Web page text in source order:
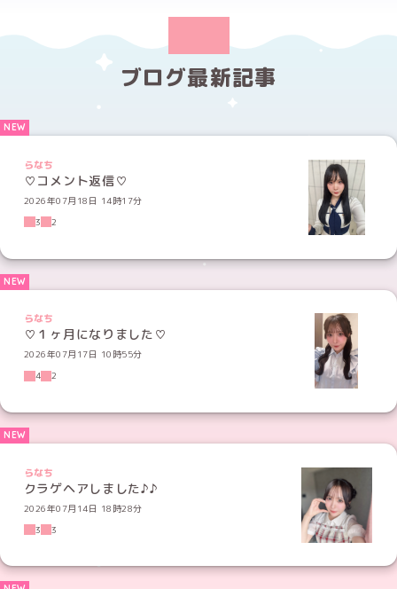
ブログ最新記事
らなち
♡コメント返信♡
2026年07月18日 14時17分
3
2
らなち
♡１ヶ月になりました♡
2026年07月17日 10時55分
4
2
らなち
クラゲヘアしました♪♪
2026年07月14日 18時28分
3
3